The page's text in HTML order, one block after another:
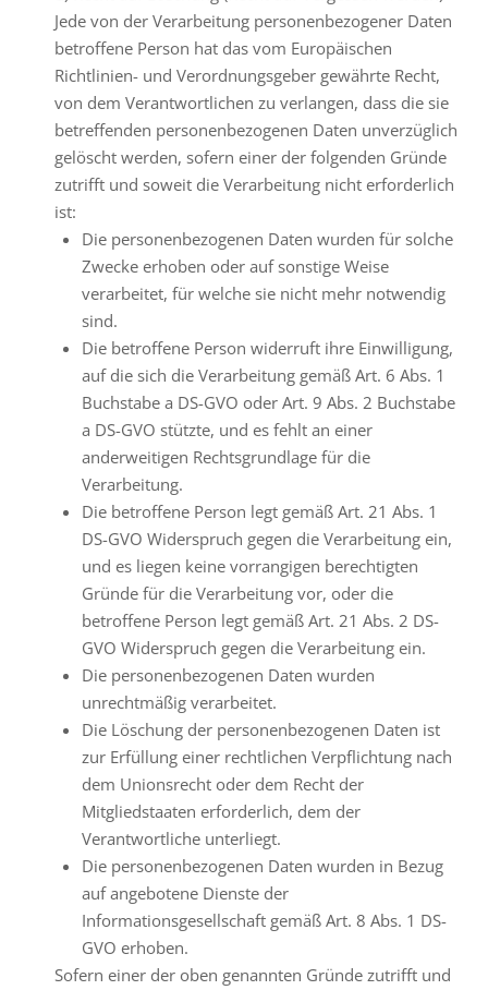
Jede von der Verarbeitung personenbezogener Daten
betroffene Person hat das vom Europäischen
Richtlinien- und Verordnungsgeber gewährte Recht,
von dem Verantwortlichen zu verlangen, dass die sie
betreffenden personenbezogenen Daten unverzüglich
gelöscht werden, sofern einer der folgenden Gründe
zutrifft und soweit die Verarbeitung nicht erforderlich
ist:
Die personenbezogenen Daten wurden für solche
Zwecke erhoben oder auf sonstige Weise
verarbeitet, für welche sie nicht mehr notwendig
sind.
Die betroffene Person widerruft ihre Einwilligung,
auf die sich die Verarbeitung gemäß Art. 6 Abs. 1
Buchstabe a DS-GVO oder Art. 9 Abs. 2 Buchstabe
a DS-GVO stützte, und es fehlt an einer
anderweitigen Rechtsgrundlage für die
Verarbeitung.
Die betroffene Person legt gemäß Art. 21 Abs. 1
DS-GVO Widerspruch gegen die Verarbeitung ein,
und es liegen keine vorrangigen berechtigten
Gründe für die Verarbeitung vor, oder die
betroffene Person legt gemäß Art. 21 Abs. 2 DS-
GVO Widerspruch gegen die Verarbeitung ein.
Die personenbezogenen Daten wurden
unrechtmäßig verarbeitet.
Die Löschung der personenbezogenen Daten ist
zur Erfüllung einer rechtlichen Verpflichtung nach
dem Unionsrecht oder dem Recht der
Mitgliedstaaten erforderlich, dem der
Verantwortliche unterliegt.
Die personenbezogenen Daten wurden in Bezug
auf angebotene Dienste der
Informationsgesellschaft gemäß Art. 8 Abs. 1 DS-
GVO erhoben.
Sofern einer der oben genannten Gründe zutrifft und